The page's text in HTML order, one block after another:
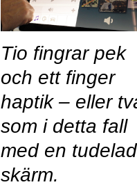
Tio fingrar pek
och ett finger
haptik – eller
som i detta fall
med en tudelad
skärm.